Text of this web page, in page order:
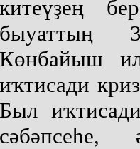
китеүҙең
быуаттың
Көнбайыш
иҡтисади
Был